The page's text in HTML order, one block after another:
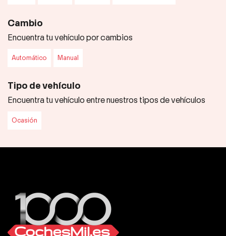
Cambio
Encuentra tu vehículo por cambios
Automático Manual
Tipo de vehículo
Encuentra tu vehículo entre nuestros tipos de vehículos
Ocasión